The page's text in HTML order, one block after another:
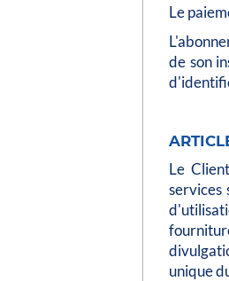
Le
de son
Le
services
unique